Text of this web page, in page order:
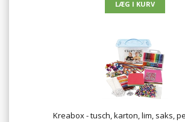
Kreabox - tusch, karton, lim, saks,